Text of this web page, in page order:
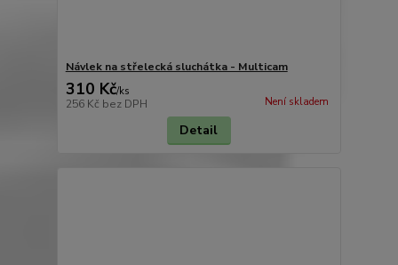
Návlek na střelecká sluchátka - Multicam
310 Kč/ks
256 Kč bez DPH Není skladem
Detail